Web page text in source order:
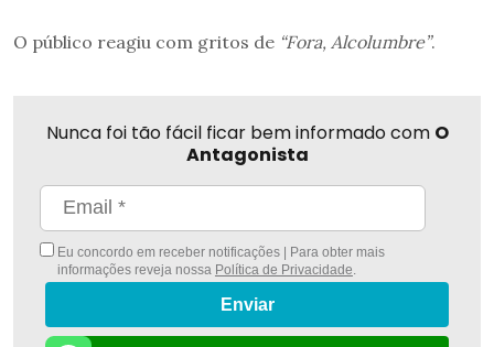
O público reagiu com gritos de “Fora, Alcolumbre”.
Nunca foi tão fácil ficar bem informado com O
Antagonista
Eu concordo em receber notificações | Para obter mais
informações reveja nossa Política de Privacidade
Enviar